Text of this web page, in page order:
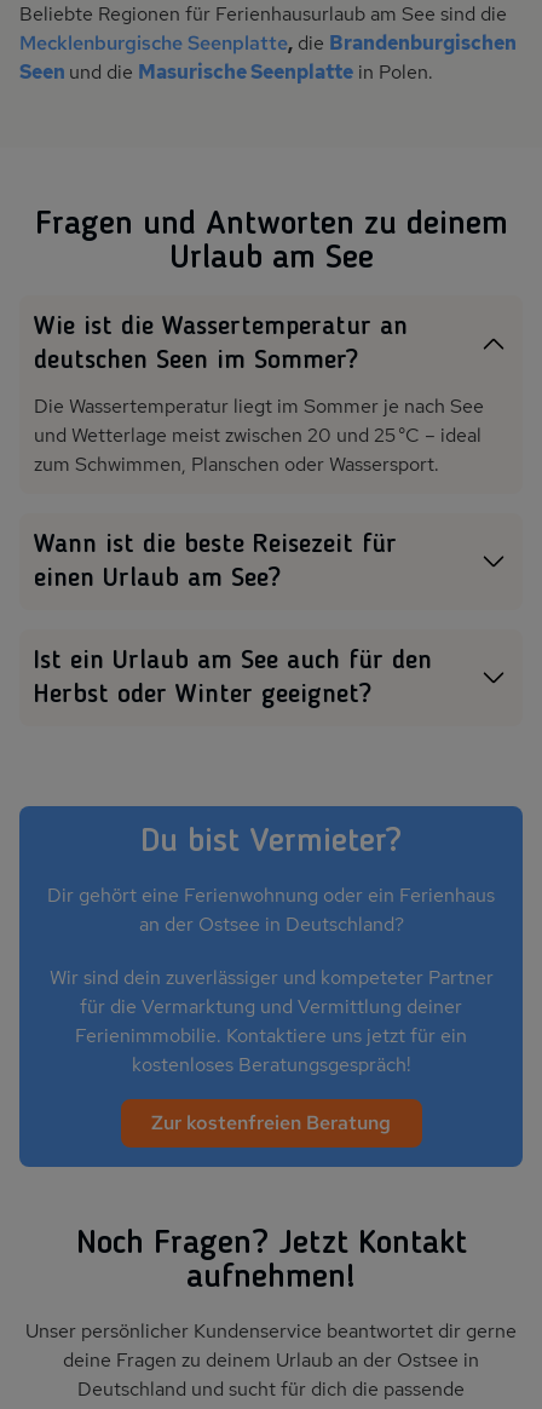
Beliebte Regionen für Ferienhausurlaub am See sind die
Mecklenburgische Seenplatte, die Brandenburgischen
Seen und die Masurische Seenplatte in Polen.
Fragen und Antworten zu deinem
Urlaub am See
Wie ist die Wassertemperatur an
deutschen Seen im Sommer?
Die Wassertemperatur liegt im Sommer je nach See
und Wetterlage meist zwischen 20 und 25 °C – ideal
zum Schwimmen, Planschen oder Wassersport.
Wann ist die beste Reisezeit für
einen Urlaub am See?
dieser Zeit sind die Temperaturen angenehm warm
und viele Freizeitangebote verfügbar.
Ist ein Urlaub am See auch für den
Herbst oder Winter geeignet?
Atmosphäre.Du bist Vermieter?
Dir gehört eine Ferienwohnung oder ein Ferienhaus
an der Ostsee in Deutschland?
Wir sind dein zuverlässiger und kompeteter Partner
für die Vermarktung und Vermittlung deiner
Ferienimmobilie. Kontaktiere uns jetzt für ein
kostenloses Beratungsgespräch!
Zur kostenfreien Beratung
Noch Fragen? Jetzt Kontakt
aufnehmen!
Unser persönlicher Kundenservice beantwortet dir gerne
deine Fragen zu deinem Urlaub an der Ostsee in
Deutschland und sucht für dich die passende